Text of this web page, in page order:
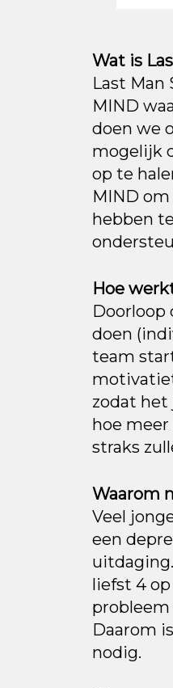
Wat is
Last Man
MIND
doen we
mogelijk
op te
MIND
hebben te
Hoe
Doorloop
doen
team
zodat het
hoe
straks
Waarom
Veel
een
liefst 4
Daarom
nodig.